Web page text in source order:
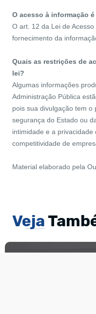
O acesso à informação
O art. 12 da Lei de
fornecimento da
Quais as restrições de
lei?
Algumas informações
Administração Pública
pois sua divulgação tem o
segurança do Estado ou
intimidade e a
competitividade de
Material elaborado pela
Veja